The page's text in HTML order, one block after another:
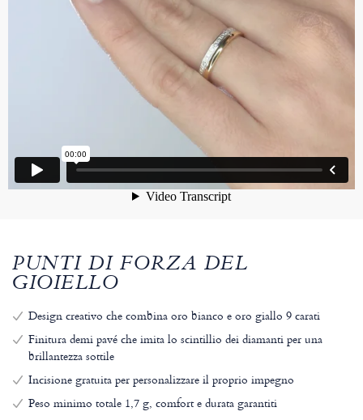
PUNTI DI FORZA DEL
GIOIELLO
Design creativo che combina oro bianco e oro giallo 9 carati
Finitura demi pavé che imita lo scintillio dei diamanti per una
brillantezza sottile
Incisione gratuita per personalizzare il proprio impegno
Peso minimo totale 1,7 g, comfort e durata garantiti